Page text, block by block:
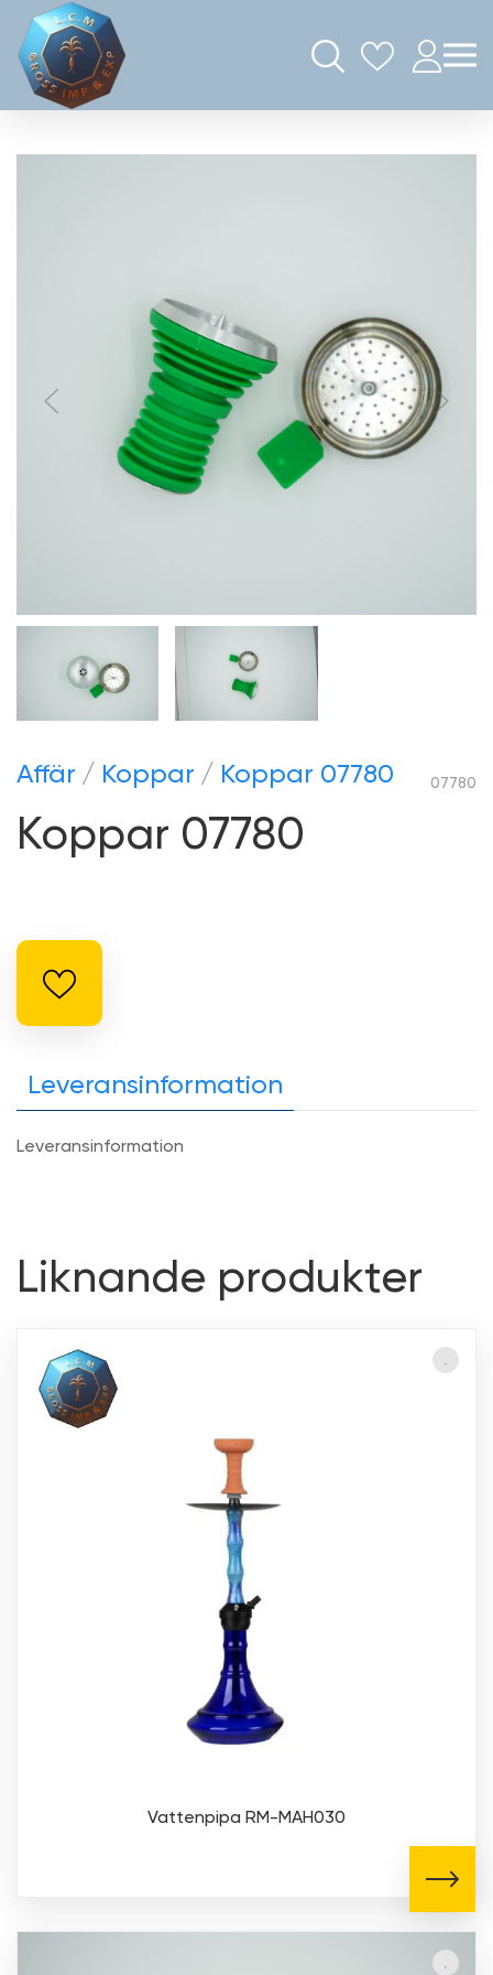
Аffär Koppar Koppar 07780 07780
Koppar 07780
Leveransinformation
Leveransinformation
Liknande produkter
Vattenpipa RM-MAH030